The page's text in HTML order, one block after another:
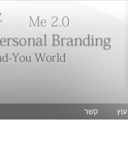
קשר